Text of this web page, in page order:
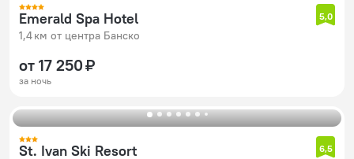
Emerald Spa Hotel
1,4 км от центра Банско
5,0
от 17 250 ₽
за ночь
St. Ivan Ski Resort 6,5